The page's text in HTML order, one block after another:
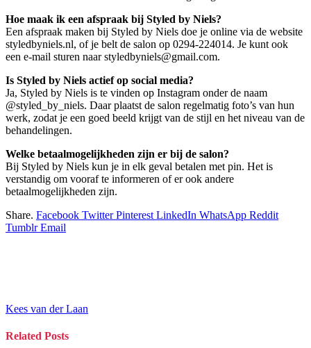
Hoe maak ik een afspraak bij Styled by Niels?
Een afspraak maken bij Styled by Niels doe je online via de website
styledbyniels.nl, of je belt de salon op 0294-224014. Je kunt ook
een e-mail sturen naar styledbyniels@gmail.com.
Is Styled by Niels actief op social media?
Ja, Styled by Niels is te vinden op Instagram onder de naam
@styled_by_niels. Daar plaatst de salon regelmatig foto’s van hun
werk, zodat je een goed beeld krijgt van de stijl en het niveau van de
behandelingen.
Welke betaalmogelijkheden zijn er bij de salon?
Bij Styled by Niels kun je in elk geval betalen met pin. Het is
verstandig om vooraf te informeren of er ook andere
betaalmogelijkheden zijn.
Share. Facebook Twitter Pinterest LinkedIn WhatsApp Reddit
Tumblr Email
Kees van der Laan
Related Posts